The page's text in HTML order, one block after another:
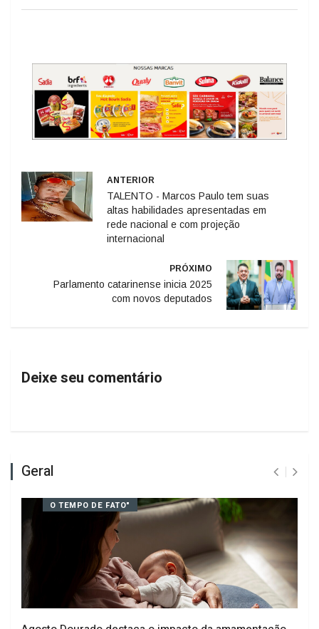
TALENTO - Marcos Paulo tem suas
altas habilidades apresentadas em
rede nacional e com projeção
com novos deputados
Deixe seu comentário
Geral
O TEMPO DE FATO"